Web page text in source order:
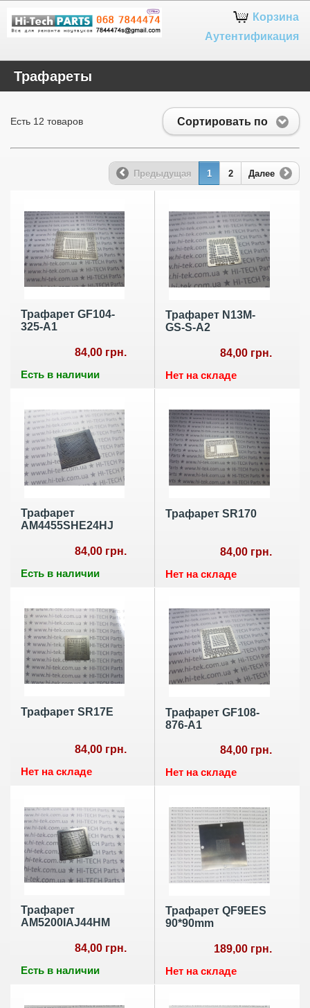
Корзина
Аутентификация
Трафареты
Сортировать по
Есть 12 товаров
Предыдущая 1 2 Далее
Трафарет GF104-
325-A1
84,00 грн.
Есть в наличии
Трафарет N13M-
GS-S-A2
84,00 грн.
Нет на складе
Трафарет
AM4455SHE24HJ
84,00 грн.
Есть в наличии
Трафарет SR170
84,00 грн.
Нет на складе
Трафарет SR17E
84,00 грн.
Нет на складе
Трафарет GF108-
876-A1
84,00 грн.
Нет на складе
Трафарет
AM5200IAJ44HM
84,00 грн.
Есть в наличии
Трафарет QF9EES
90*90mm
189,00 грн.
Нет на складе